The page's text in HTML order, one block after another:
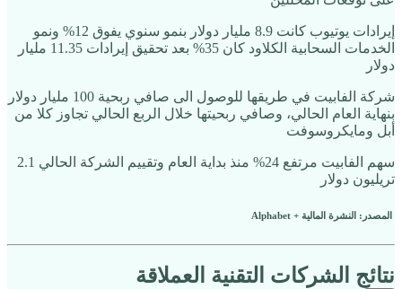
إيرادات يوتيوب كانت 8.9 مليار دولار بنمو سنوي يفوق 12% ونمو
الخدمات السحابية الكلاود كان 35% بعد تحقيق إيرادات 11.35 مليار
دولار
شركة الفابيت في طريقها للوصول الى صافي ربحية 100 مليار دولار
بنهاية العام الحالي، وصافي ربحيتها خلال الربع الحالي تجاوز كلا من
أبل ومايكروسوفت
سهم الفابيت مرتفع 24% منذ بداية العام وتقييم الشركة الحالي 2.1
تريليون دولار
المصدر: النشرة المالية + Alphabet
نتائج الشركات التقنية العملاقة